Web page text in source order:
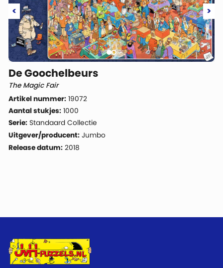
< >
De Goochelbeurs
The Magic Fair
Artikel nummer: 19072
Aantal stukjes: 1000
Serie: Standaard Collectie
Uitgever/producent: Jumbo
Release datum: 2018